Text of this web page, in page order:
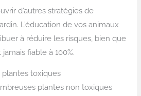
d’autres stratégies de
L’éducation de vos animaux
à réduire les risques, bien que
fiable à 100%.
plantes toxiques
plantes non toxiques